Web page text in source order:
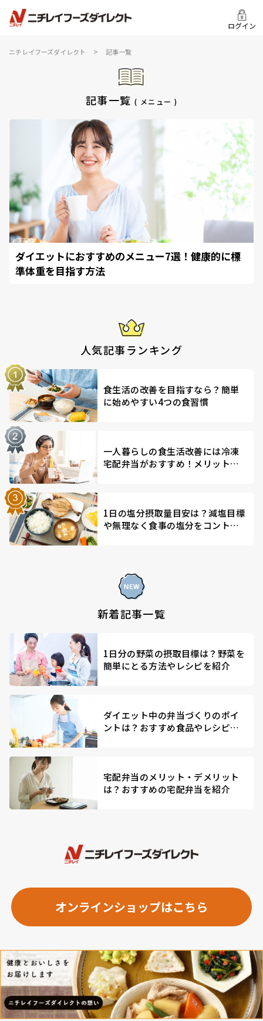
ログイン
ニチレイフーズダイレクト > 記事一覧
記事一覧 ( メニュー )
ダイエットにおすすめのメニュー7選！健康的に標
準体重を目指す方法
人気記事ランキング
食生活の改善を目指すなら？簡単
に始めやすい4つの食習慣
一人暮らしの食生活改善には冷凍
宅配弁当がおすすめ！メリットを
1日の塩分摂取量目安は？減塩目標
や無理なく食事の塩分をコントロ
新着記事一覧
1日分の野菜の摂取目標は？野菜を
簡単にとる方法やレシピを紹介
ダイエット中の弁当づくりのポイ
ントは？おすすめ食品やレシピを
宅配弁当のメリット・デメリット
は？おすすめの宅配弁当を紹介
オンラインショップはこちら